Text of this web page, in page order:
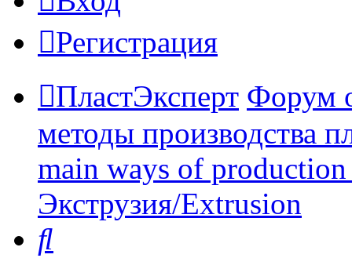
Регистрация
ПластЭксперт Форум
методы производства
main ways of
Экструзия/Extrusion